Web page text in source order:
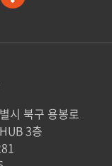
시 북구 용봉로
3층